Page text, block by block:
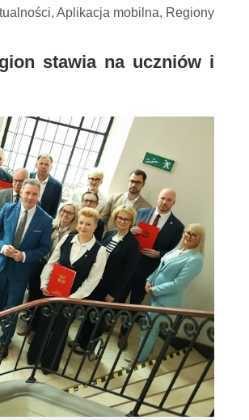
, Aplikacja mobilna, Regiony
stawia na uczniów i